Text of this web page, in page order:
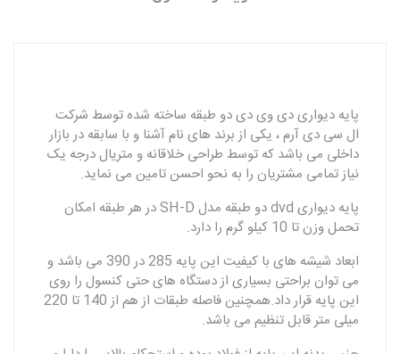
پایه دیواری دی وی دی دو طبقه ساخته شده توسط شرکت
ال سی دی آرم ، یکی از برند های نام آشنا و با سابقه در بازار
داخلی می باشد که توسط طراحی خلاقانه و متریال درجه یک
نیاز تمامی مشتریان را به نحو احسن تامین می نماید.
پایه دیواری dvd دو طبقه مدل SH-D در هر طبقه امکان
تحمل وزن تا 10 کیلو گرم را دارد.
ابعاد شیشه های با کیفیت این پایه 285 در 390 می باشد و
می توان براحتی بسیاری از دستگاه های حتی کنسول را روی
این پایه قرار داد.همچنین فاصله طبقات از هم از 140 تا 220
میلی متر قابل تنظیم می باشد.